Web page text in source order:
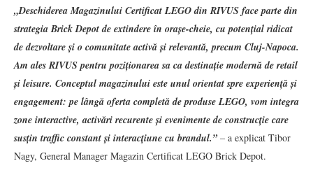
„Deschiderea Magazinului Certificat LEGO din RIVUS face parte din
strategia Brick Depot de extindere în orașe-cheie, cu potențial ridicat
de dezvoltare și o comunitate activă și relevantă, precum Cluj-Napoca.
Am ales RIVUS pentru poziționarea sa ca destinație modernă de retail
și leisure. Conceptul magazinului este unul orientat spre experiență și
engagement: pe lângă oferta completă de produse LEGO, vom integra
zone interactive, activări recurente și evenimente de construcție care
susțin traffic constant și interacțiune cu brandul.”– a explicat Tibor
Nagy, General Manager Magazin Certificat LEGO Brick Depot.